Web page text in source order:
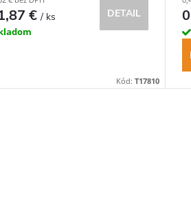
€/ ks DETAIL
Kód: T17810